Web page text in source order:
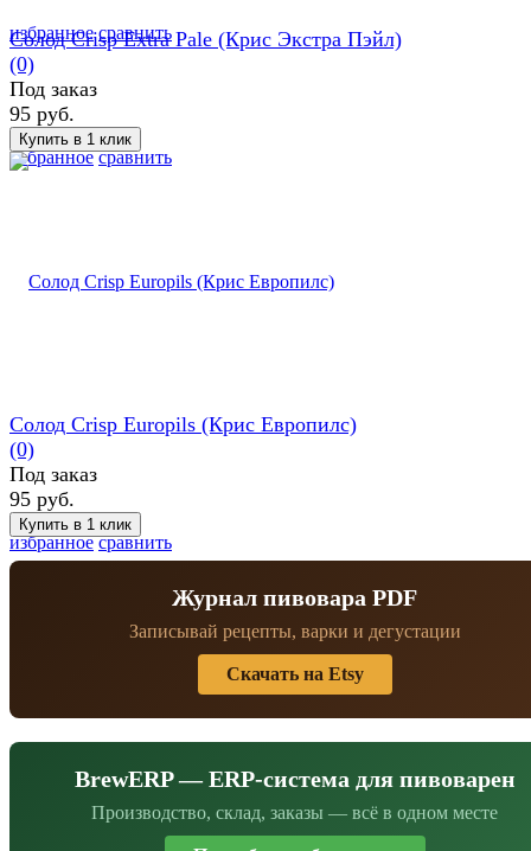
избранное сравнить
избранное сравнить
Солод Crisp Extra Pale (Крис Экстра Пэйл)
(0)
Под заказ
95 руб.
избранное сравнить
Солод Crisp Europils (Крис Европилс)
(0)
Под заказ
95 руб.
Журнал пивовара PDF
Записывай рецепты, варки и дегустации
Скачать на Etsy
BrewERP — ERP-система для пивоварен
Производство, склад, заказы — всё в одном месте